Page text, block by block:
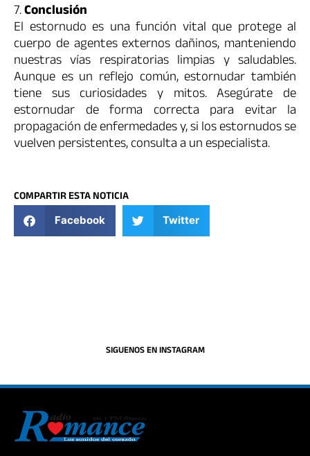
7.Conclusión
El estornudo es una función vital que protege al
cuerpo de agentes externos dañinos, manteniendo
nuestras vías respiratorias limpias y saludables.
Aunque es un reflejo común, estornudar también
tiene sus curiosidades y mitos. Asegúrate de
estornudar de forma correcta para evitar la
propagación de enfermedades y, si los estornudos se
vuelven persistentes, consulta a un especialista.
COMPARTIR ESTA NOTICIA
Facebook Twitter
SIGUENOS EN INSTAGRAM